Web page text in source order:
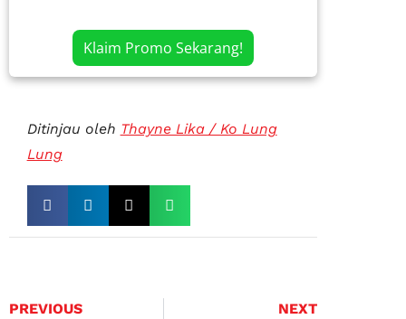
Klaim Promo Sekarang!
Ditinjau oleh Thayne Lika / Ko Lung
Lung
PREVIOUS NEXT